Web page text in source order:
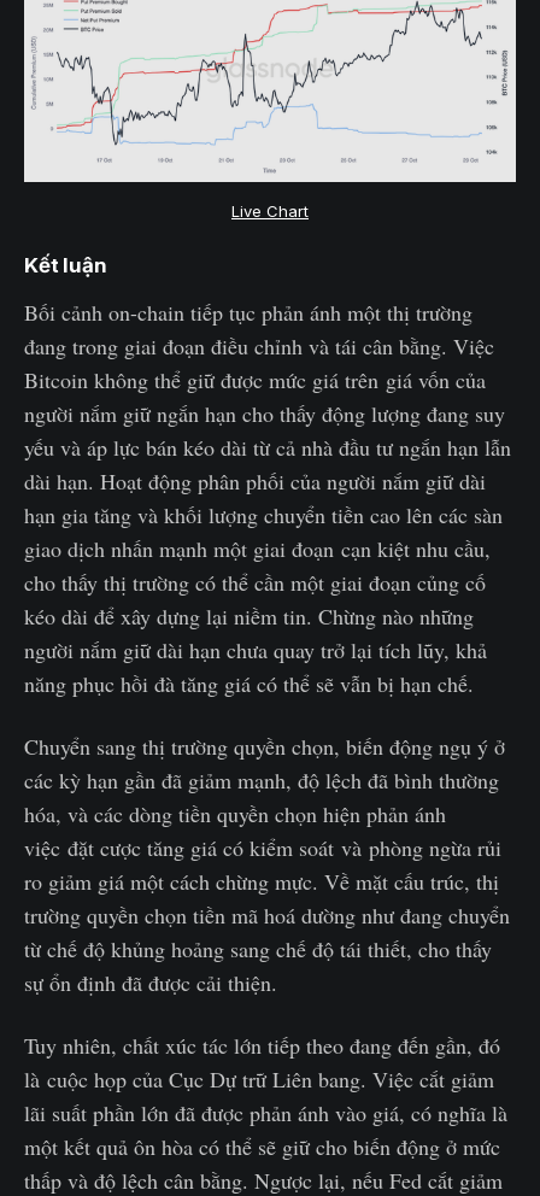
Live Chart
Kết luận
Bối cảnh on-chain tiếp tục phản ánh một thị trường
đang trong giai đoạn điều chỉnh và tái cân bằng. Việc
Bitcoin không thể giữ được mức giá trên giá vốn của
người nắm giữ ngắn hạn cho thấy động lượng đang suy
yếu và áp lực bán kéo dài từ cả nhà đầu tư ngắn hạn lẫn
dài hạn. Hoạt động phân phối của người nắm giữ dài
hạn gia tăng và khối lượng chuyển tiền cao lên các sàn
giao dịch nhấn mạnh một giai đoạn cạn kiệt nhu cầu,
cho thấy thị trường có thể cần một giai đoạn củng cố
kéo dài để xây dựng lại niềm tin. Chừng nào những
người nắm giữ dài hạn chưa quay trở lại tích lũy, khả
năng phục hồi đà tăng giá có thể sẽ vẫn bị hạn chế.
Chuyển sang thị trường quyền chọn, biến động ngụ ý ở
các kỳ hạn gần đã giảm mạnh, độ lệch đã bình thường
hóa, và các dòng tiền quyền chọn hiện phản ánh
việc đặt cược tăng giá có kiểm soát và phòng ngừa rủi
ro giảm giá một cách chừng mực. Về mặt cấu trúc, thị
trường quyền chọn tiền mã hoá dường như đang chuyển
từ chế độ khủng hoảng sang chế độ tái thiết, cho thấy
sự ổn định đã được cải thiện.
Tuy nhiên, chất xúc tác lớn tiếp theo đang đến gần, đó
là cuộc họp của Cục Dự trữ Liên bang. Việc cắt giảm
lãi suất phần lớn đã được phản ánh vào giá, có nghĩa là
một kết quả ôn hòa có thể sẽ giữ cho biến động ở mức
thấp và độ lệch cân bằng. Ngược lại, nếu Fed cắt giảm